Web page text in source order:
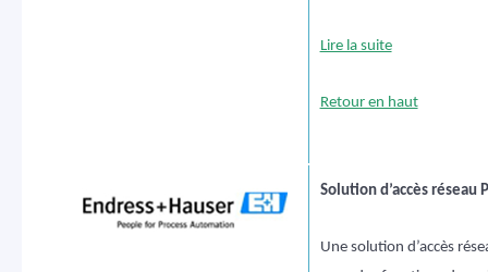
Lire la suite
Retour en haut
Solution d’accès réseau
Une solution d’accès